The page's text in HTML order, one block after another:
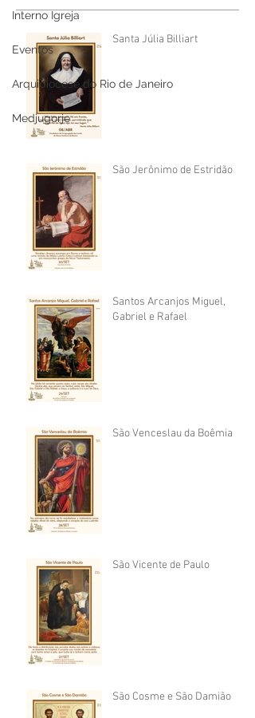
Interno Igreja
Eventos
Arquidiocese do Rio de Janeiro
Medjugorje
Santa Júlia Billiart
São Jerônimo de Estridão
Santos Arcanjos Miguel,
Gabriel e Rafael
São Venceslau da Boêmia
São Vicente de Paulo
São Cosme e São Damião